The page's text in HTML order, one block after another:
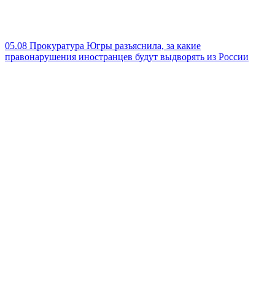
05.08 Прокуратура Югры разъяснила, за какие
правонарушения иностранцев будут выдворять из России